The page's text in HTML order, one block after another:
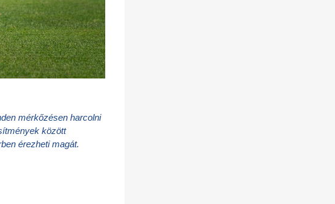
mérkőzésen harcolni
között
érezheti magát.